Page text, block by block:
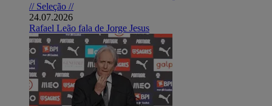
// Seleção //
24.07.2026
Rafael Leão fala de Jorge Jesus